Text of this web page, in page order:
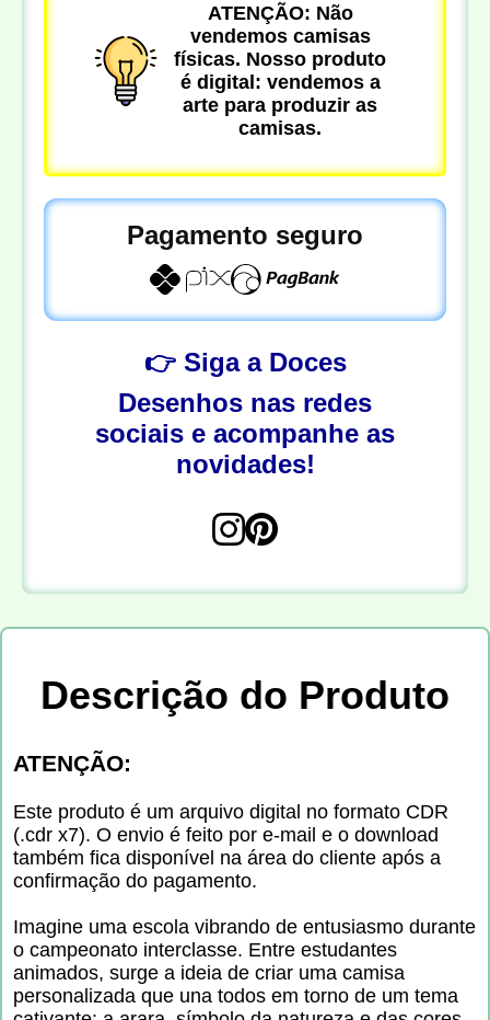
ATENÇÃO: Não
vendemos camisas
físicas. Nosso produto
é digital: vendemos a
arte para produzir as
camisas.
Pagamento seguro
👉 Siga a Doces
Desenhos nas redes
sociais e acompanhe as
novidades!
Descrição do Produto
ATENÇÃO:
Este produto é um arquivo digital no formato CDR
(.cdr x7). O envio é feito por e-mail e o download
também fica disponível na área do cliente após a
confirmação do pagamento.
Imagine uma escola vibrando de entusiasmo durante
o campeonato interclasse. Entre estudantes
animados, surge a ideia de criar uma camisa
personalizada que una todos em torno de um tema